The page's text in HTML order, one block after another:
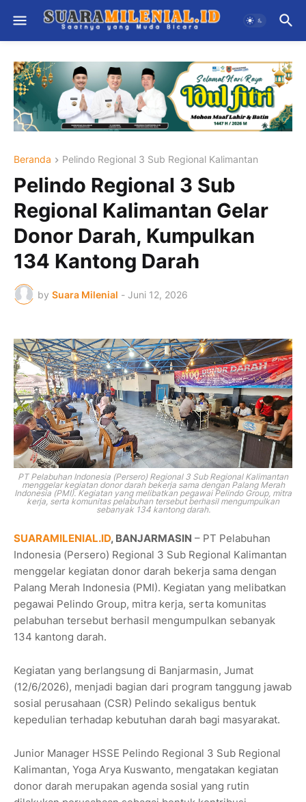
Beranda Pelindo Regional 3 Sub Regional Kalimantan
Pelindo Regional 3 Sub
Regional Kalimantan Gelar
Donor Darah, Kumpulkan
134 Kantong Darah
by Suara Milenial - Juni 12, 2026
PT Pelabuhan Indonesia (Persero) Regional 3 Sub Regional Kalimantan
menggelar kegiatan donor darah bekerja sama dengan Palang Merah
Indonesia (PMI). Kegiatan yang melibatkan pegawai Pelindo Group, mitra
kerja, serta komunitas pelabuhan tersebut berhasil mengumpulkan
sebanyak 134 kantong darah.
SUARAMILENIAL.ID, BANJARMASIN – PT Pelabuhan
Indonesia (Persero) Regional 3 Sub Regional Kalimantan
menggelar kegiatan donor darah bekerja sama dengan
Palang Merah Indonesia (PMI). Kegiatan yang melibatkan
pegawai Pelindo Group, mitra kerja, serta komunitas
pelabuhan tersebut berhasil mengumpulkan sebanyak
134 kantong darah.
Kegiatan yang berlangsung di Banjarmasin, Jumat
(12/6/2026), menjadi bagian dari program tanggung jawab
sosial perusahaan (CSR) Pelindo sekaligus bentuk
kepedulian terhadap kebutuhan darah bagi masyarakat.
Junior Manager HSSE Pelindo Regional 3 Sub Regional
Kalimantan, Yoga Arya Kuswanto, mengatakan kegiatan
donor darah merupakan agenda sosial yang rutin